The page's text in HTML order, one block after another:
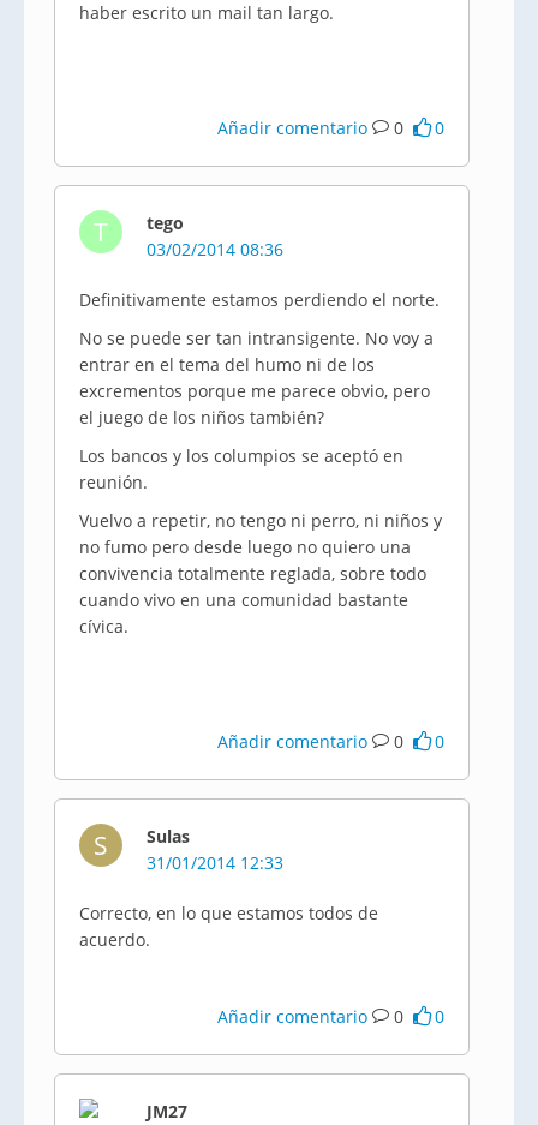
haber escrito un mail tan largo.
Añadir comentario 0 0
T
tego
03/02/2014 08:36
Definitivamente estamos perdiendo el norte.
No se puede ser tan intransigente. No voy a
entrar en el tema del humo ni de los
excrementos porque me parece obvio, pero
el juego de los niños también?
Los bancos y los columpios se aceptó en
reunión.
Vuelvo a repetir, no tengo ni perro, ni niños y
no fumo pero desde luego no quiero una
convivencia totalmente reglada, sobre todo
cuando vivo en una comunidad bastante
cívica.
Añadir comentario 0 0
S
Sulas
31/01/2014 12:33
Correcto, en lo que estamos todos de
acuerdo.
Añadir comentario 0 0
JM27